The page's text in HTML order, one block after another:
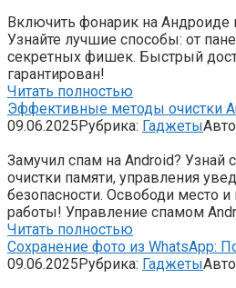
Включить фонарик на Андроиде
Узнайте лучшие способы: от
секретных фишек. Быстрый
гарантирован!
Читать полностью
Эффективные методы очистки
09.06.2025Рубрика: Гаджеты
Замучил спам на Android? Узнай
очистки памяти, управления
безопасности. Освободи место и
работы! Управление спамом
Читать полностью
Сохранение фото из WhatsApp:
09.06.2025Рубрика: Гаджеты